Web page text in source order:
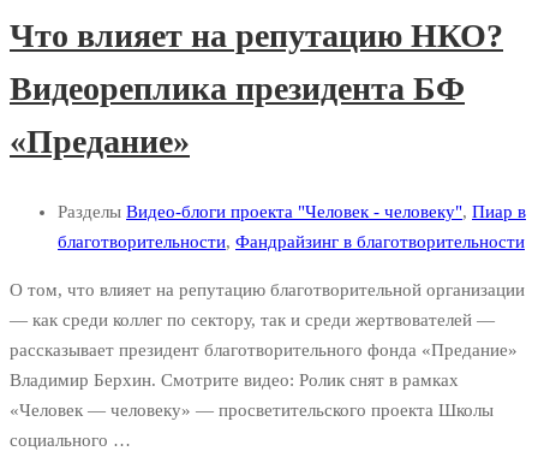
Что влияет на репутацию НКО?
Видеореплика президента БФ
«Предание»
Разделы Видео-блоги проекта "Человек - человеку", Пиар в
благотворительности, Фандрайзинг в благотворительности
О том, что влияет на репутацию благотворительной организации
— как среди коллег по сектору, так и среди жертвователей —
рассказывает президент благотворительного фонда «Предание»
Владимир Берхин. Смотрите видео: Ролик снят в рамках
«Человек — человеку» — просветительского проекта Школы
социального …